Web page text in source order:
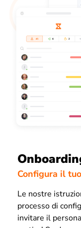
Configura il
Le nostre
processo di
invitare il